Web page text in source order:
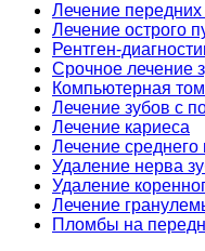
Лечение передних
Лечение острого
Рентген-
Срочное лечение
Компьютерная
Лечение зубов с
Лечение кариеса
Лечение среднего
Удаление нерва
Удаление
Лечение
Пломбы на